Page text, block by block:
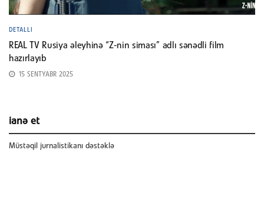
DETALLI
REAL TV Rusiya əleyhinə “Z-nin siması” adlı sənədli film
hazırlayıb
15 SENTYABR 2025
ianə et
Müstəqil jurnalistikanı dəstəklə